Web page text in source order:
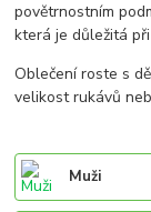
povětrnostním
která je důležitá
Oblečení roste s
velikost rukávů
Muži